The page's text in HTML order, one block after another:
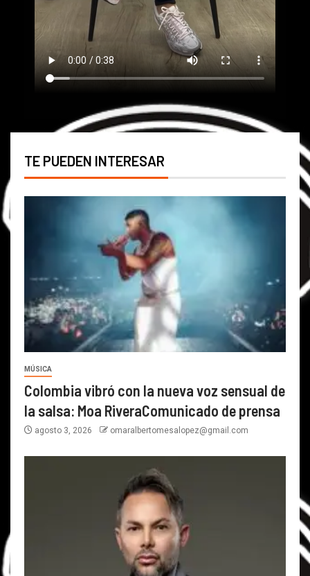
TE PUEDEN INTERESAR
MÚSICA
Colombia vibró con la nueva voz sensual de
la salsa: Moa RiveraComunicado de prensa
agosto 3, 2026 omaralbertomesalopez@gmail.com